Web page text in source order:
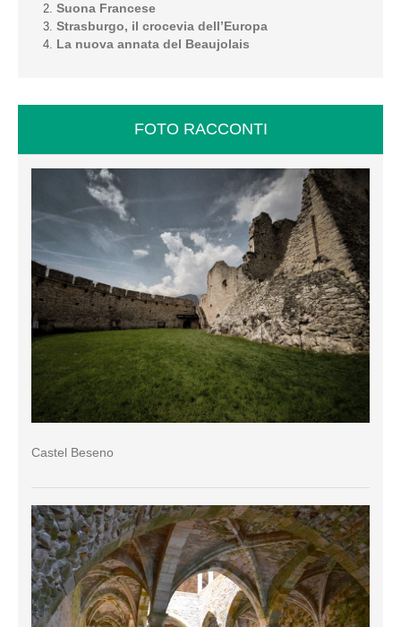
Suona Francese
Strasburgo, il crocevia dell’Europa
La nuova annata del Beaujolais
FOTO RACCONTI
Castel Beseno